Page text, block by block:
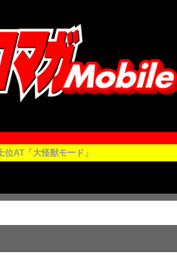
上位AT「大怪獣モード」